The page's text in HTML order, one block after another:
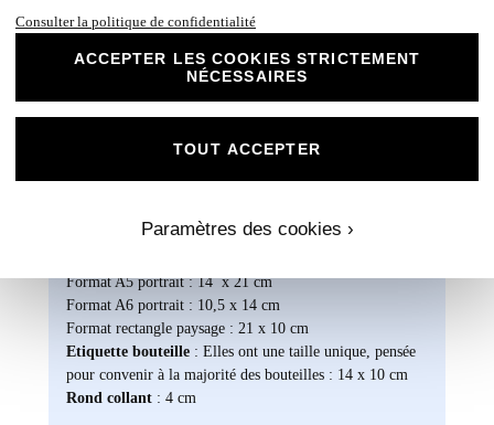
Caractéristiques :
Effet : recto lisse et non couché, verso mat
FAIRE-PART LIVRET Grammage : 250 g/m²
Format A5 portrait : 14 x 21 cm
Format A6 portrait : 10,5 x 14 cm
Format rectangle paysage : 21 x 10 cm
Etiquette bouteille: Elles ont une taille unique, pensée
pour convenir à la majorité des bouteilles : 14 x 10 cm
Rond collant : 4 cm
Consulter la politique de confidentialité
ACCEPTER LES COOKIES STRICTEMENT
NÉCESSAIRES
Paramètres des cookies ›
TOUT ACCEPTER